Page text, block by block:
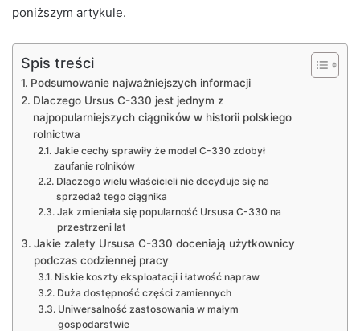
poniższym artykule.
Spis treści
Podsumowanie najważniejszych informacji
Dlaczego Ursus C-330 jest jednym z
najpopularniejszych ciągników w historii polskiego
rolnictwa
Jakie cechy sprawiły że model C-330 zdobył
zaufanie rolników
Dlaczego wielu właścicieli nie decyduje się na
sprzedaż tego ciągnika
Jak zmieniała się popularność Ursusa C-330 na
przestrzeni lat
Jakie zalety Ursusa C-330 doceniają użytkownicy
podczas codziennej pracy
Niskie koszty eksploatacji i łatwość napraw
Duża dostępność części zamiennych
Uniwersalność zastosowania w małym
gospodarstwie